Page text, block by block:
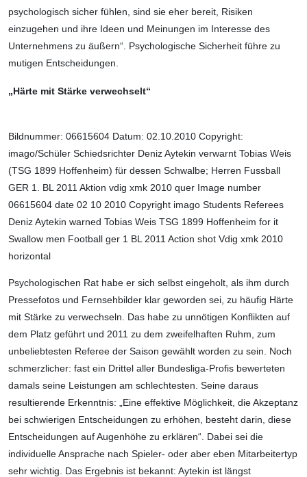
psychologisch sicher fühlen, sind sie eher bereit, Risiken
einzugehen und ihre Ideen und Meinungen im Interesse des
Unternehmens zu äußern“. Psychologische Sicherheit führe zu
mutigen Entscheidungen.
„Härte mit Stärke verwechselt“
Bildnummer: 06615604 Datum: 02.10.2010 Copyright:
imago/Schüler Schiedsrichter Deniz Aytekin verwarnt Tobias Weis
(TSG 1899 Hoffenheim) für dessen Schwalbe; Herren Fussball
GER 1. BL 2011 Aktion vdig xmk 2010 quer Image number
06615604 date 02 10 2010 Copyright imago Students Referees
Deniz Aytekin warned Tobias Weis TSG 1899 Hoffenheim for it
Swallow men Football ger 1 BL 2011 Action shot Vdig xmk 2010
horizontal
Psychologischen Rat habe er sich selbst eingeholt, als ihm durch
Pressefotos und Fernsehbilder klar geworden sei, zu häufig Härte
mit Stärke zu verwechseln. Das habe zu unnötigen Konflikten auf
dem Platz geführt und 2011 zu dem zweifelhaften Ruhm, zum
unbeliebtesten Referee der Saison gewählt worden zu sein. Noch
schmerzlicher: fast ein Drittel aller Bundesliga-Profis bewerteten
damals seine Leistungen am schlechtesten. Seine daraus
resultierende Erkenntnis: „Eine effektive Möglichkeit, die Akzeptanz
bei schwierigen Entscheidungen zu erhöhen, besteht darin, diese
Entscheidungen auf Augenhöhe zu erklären“. Dabei sei die
individuelle Ansprache nach Spieler- oder aber eben Mitarbeitertyp
sehr wichtig. Das Ergebnis ist bekannt: Aytekin ist längst